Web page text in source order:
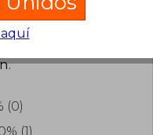
.
(0)
(1)